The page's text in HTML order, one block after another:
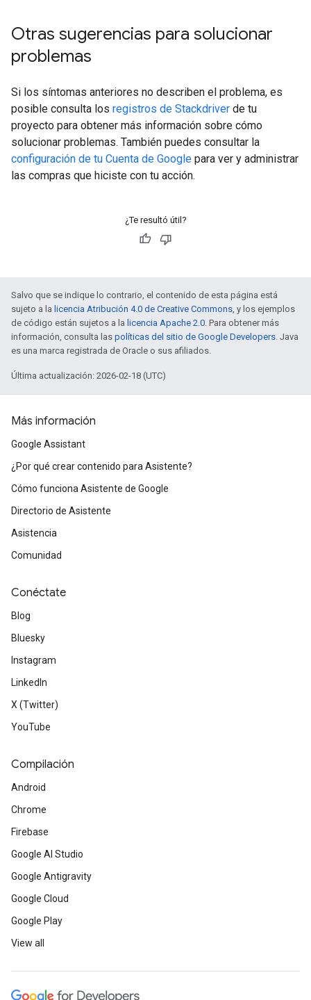
Otras sugerencias para solucionar
problemas
Si los síntomas anteriores no describen el problema, es
posible consulta los registros de Stackdriver de tu
proyecto para obtener más información sobre cómo
solucionar problemas. También puedes consultar la
configuración de tu Cuenta de Google para ver y administrar
las compras que hiciste con tu acción.
¿Te resultó útil?
Salvo que se indique lo contrario, el contenido de esta página está
sujeto a la licencia Atribución 4.0 de Creative Commons, y los ejemplos
de código están sujetos a la licencia Apache 2.0. Para obtener más
información, consulta las políticas del sitio de Google Developers. Java
es una marca registrada de Oracle o sus afiliados.
Última actualización: 2026-02-18 (UTC)
Más información
Google Assistant
¿Por qué crear contenido para Asistente?
Cómo funciona Asistente de Google
Directorio de Asistente
Asistencia
Comunidad
Conéctate
Blog
Bluesky
Instagram
LinkedIn
X (Twitter)
YouTube
Compilación
Android
Chrome
Firebase
Google AI Studio
Google Antigravity
Google Cloud
Google Play
View all